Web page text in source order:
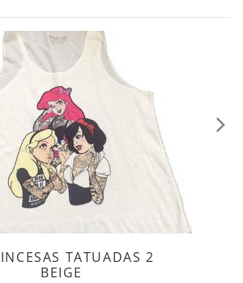
TATUADAS 2
BEIGE